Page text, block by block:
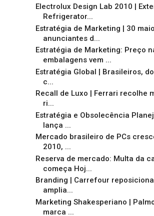
Electrolux Design Lab 2010 |
Refrigerator...
Estratégia de Marketing | 30
anunciantes d...
Estratégia de Marketing: Preço
embalagens vem ...
Estratégia Global | Brasileiros,
c...
Recall de Luxo | Ferrari recolhe
ri...
Estratégia e Obsolecência
lança ...
Mercado brasileiro de PCs
2010, ...
Reserva de mercado: Multa da
começa Hoj...
Branding | Carrefour
amplia...
Marketing Shakesperiano |
marca ...